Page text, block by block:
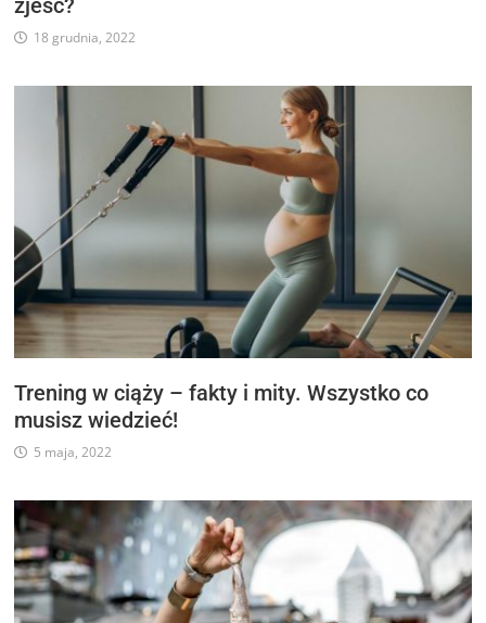
zjeść?
18 grudnia, 2022
Trening w ciąży – fakty i mity. Wszystko co
musisz wiedzieć!
5 maja, 2022